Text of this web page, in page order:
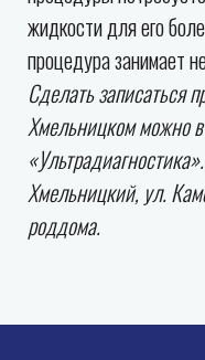
жидкости для его
процедура занимает
Сделать записаться
Хмельницком можно
Хмельницкий, ул.
роддома.